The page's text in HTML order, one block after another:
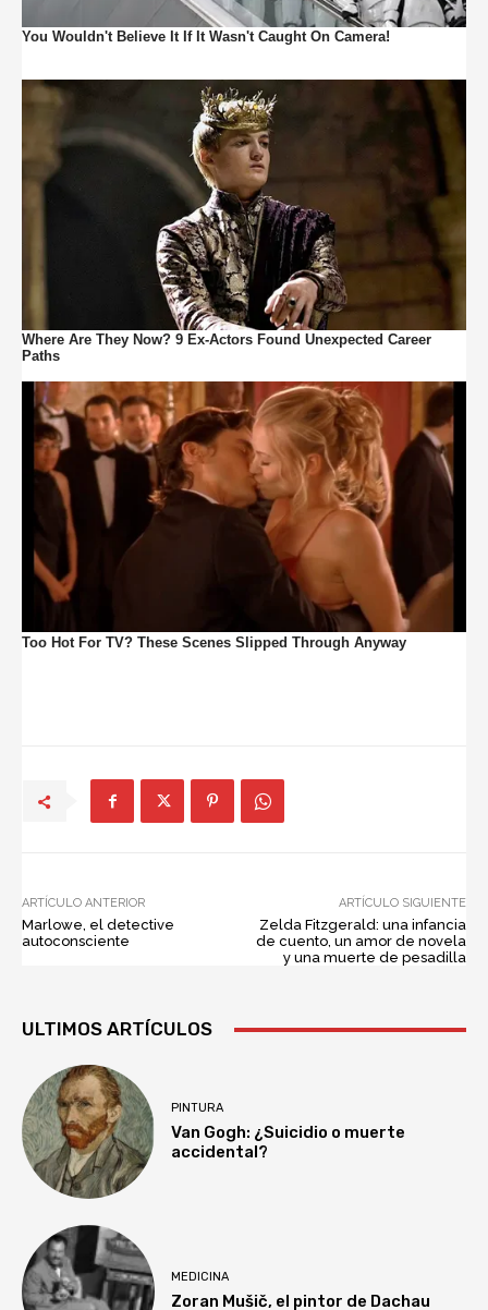
ARTÍCULO ANTERIOR
Marlowe, el detective
autoconsciente
ARTÍCULO SIGUIENTE
Zelda Fitzgerald: una infancia
de cuento, un amor de novela
y una muerte de pesadilla
ULTIMOS ARTÍCULOS
PINTURA
Van Gogh: ¿Suicidio o muerte
accidental?
MEDICINA
Zoran Mušič, el pintor de Dachau